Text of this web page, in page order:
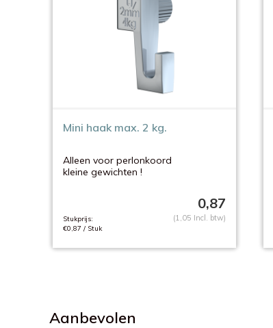
Mini haak max. 2 kg.
Alleen voor perlonkoord
kleine gewichten !
0,87
Stukprijs:
€0,87 / Stuk
(1,05 Incl. btw)
Aanbevolen